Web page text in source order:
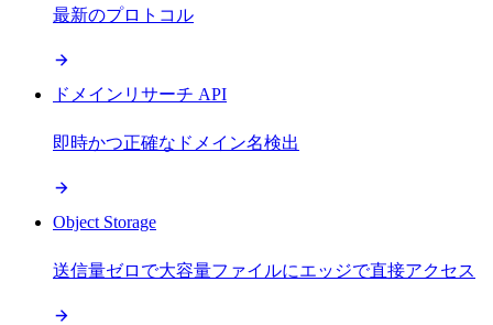
最新のプロトコル
ドメインリサーチ API
即時かつ正確なドメイン名検出
Object Storage
送信量ゼロで大容量ファイルにエッジで直接アクセス